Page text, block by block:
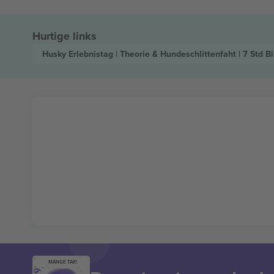
Hurtige links
Husky Erlebnistag | Theorie & Hundeschlittenfaht | 7 Std
MANGE TAK!